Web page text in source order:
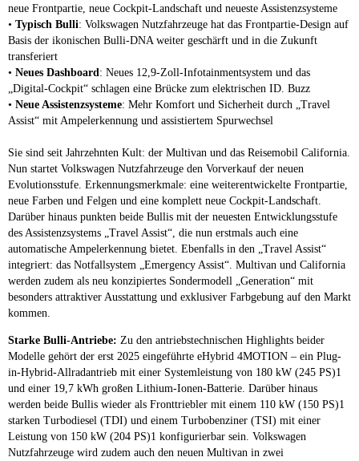
neue Frontpartie, neue Cockpit-Landschaft und neueste Assistenzsysteme
• Typisch Bulli: Volkswagen Nutzfahrzeuge hat das Frontpartie-Design auf
Basis der ikonischen Bulli-DNA weiter geschärft und in die Zukunft
transferiert
• Neues Dashboard : Neues 12,9-Zoll-Infotainmentsystem und das
„Digital-Cockpit“ schlagen eine Brücke zum elektrischen ID. Buzz
• Neue Assistenzsysteme: Mehr Komfort und Sicherheit durch „Travel
Assist“ mit Ampelerkennung und assistiertem Spurwechsel
Sie sind seit Jahrzehnten Kult: der Multivan und das Reisemobil California.
Nun startet Volkswagen Nutzfahrzeuge den Vorverkauf der neuen
Evolutionsstufe. Erkennungsmerkmale: eine weiterentwickelte Frontpartie,
neue Farben und Felgen und eine komplett neue Cockpit-Landschaft.
Darüber hinaus punkten beide Bullis mit der neuesten Entwicklungsstufe
des Assistenzsystems „Travel Assist“, die nun erstmals auch eine
automatische Ampelerkennung bietet. Ebenfalls in den „Travel Assist“
integriert: das Notfallsystem „Emergency Assist“. Multivan und California
werden zudem als neu konzipiertes Sondermodell „Generation“ mit
besonders attraktiver Ausstattung und exklusiver Farbgebung auf den Markt
kommen.
Starke Bulli-Antriebe: Zu den antriebstechnischen Highlights beider
Modelle gehört der erst 2025 eingeführte eHybrid 4MOTION – ein Plug-
in-Hybrid-Allradantrieb mit einer Systemleistung von 180 kW (245 PS)1
und einer 19,7 kWh großen Lithium-Ionen-Batterie. Darüber hinaus
werden beide Bullis wieder als Fronttriebler mit einem 110 kW (150 PS)1
starken Turbodiesel (TDI) und einem Turbobenziner (TSI) mit einer
Leistung von 150 kW (204 PS)1 konfigurierbar sein. Volkswagen
Nutzfahrzeuge wird zudem auch den neuen Multivan in zwei